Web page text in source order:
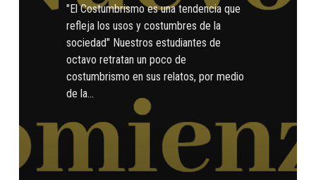
"El Costumbrismo es una tendencia que
refleja los usos y costumbres de la
sociedad" Nuestros estudiantes de
octavo retratan un poco de
costumbrismo en sus relatos, por medio
de la…